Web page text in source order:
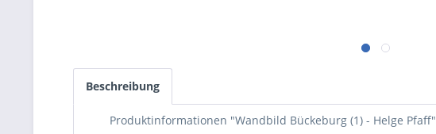
Beschreibung
Produktinformationen "Wandbild Bückeburg (1) - Helge Pfaff"